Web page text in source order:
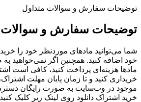
توضیحات سفارش و سوالات متداول
توضیحات سفارش و سوالات
شما می‌توانید مادهای موردنظر خود را
خود اضافه کنید. همچنین اگر نمی‌خواهید
مادها هزینه‌ای پرداخت کنید، کافی است
خریداری کنید و تا زمان پایان مهلت
موجود در وب‌سایت به صورت رایگان
خرید اشتراک دانلود روی لینک زیر کلیک